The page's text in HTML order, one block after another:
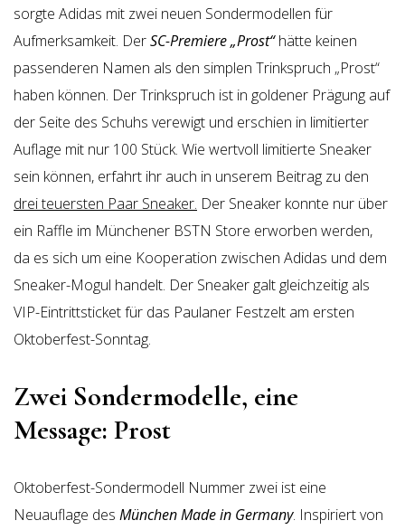
sorgte Adidas mit zwei neuen Sondermodellen für
Aufmerksamkeit. DerSC-Premiere „Prost“hätte keinen
passenderen Namen als den simplen Trinkspruch „Prost“
haben können. Der Trinkspruch ist in goldener Prägung auf
der Seite des Schuhs verewigt und erschien in limitierter
Auflage mit nur 100 Stück. Wie wertvoll limitierte Sneaker
sein können, erfahrt ihr auch in unserem Beitrag zu den
drei teuersten Paar Sneaker. Der Sneaker konnte nur über
ein Raffle im Münchener BSTN Store erworben werden,
da es sich um eine Kooperation zwischen Adidas und dem
Sneaker-Mogul handelt. Der Sneaker galt gleichzeitig als
VIP-Eintrittsticket für das Paulaner Festzelt am ersten
Oktoberfest-Sonntag.
Zwei Sondermodelle, eine
Message: Prost
Oktoberfest-Sondermodell Nummer zwei ist eine
Neuauflage des München Made in Germany. Inspiriert von